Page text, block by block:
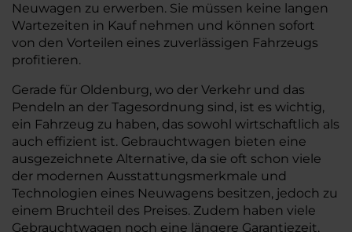
Neuwagen zu erwerben. Sie müssen keine langen
Wartezeiten in Kauf nehmen und können sofort
von den Vorteilen eines zuverlässigen Fahrzeugs
profitieren.
Gerade für Oldenburg, wo der Verkehr und das
Pendeln an der Tagesordnung sind, ist es wichtig,
ein Fahrzeug zu haben, das sowohl wirtschaftlich als
auch effizient ist. Gebrauchtwagen bieten eine
ausgezeichnete Alternative, da sie oft schon viele
der modernen Ausstattungsmerkmale und
Technologien eines Neuwagens besitzen, jedoch zu
einem Bruchteil des Preises. Zudem haben viele
Gebrauchtwagen noch eine längere Garantiezeit,